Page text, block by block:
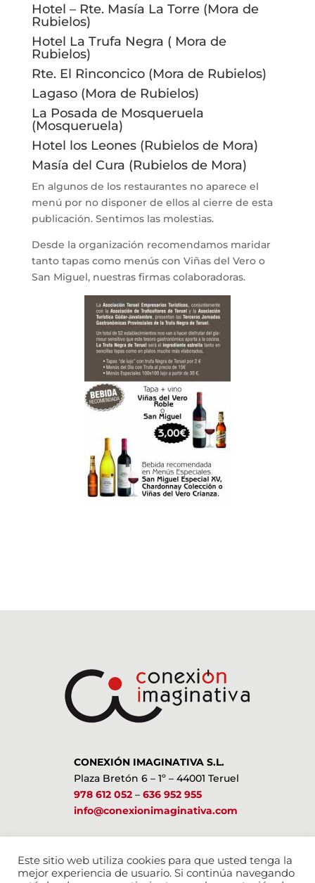
Hotel – Rte. Masía La Torre (Mora de
Rubielos)
Hotel La Trufa Negra ( Mora de
Rubielos)
Rte. El Rinconcico (Mora de Rubielos)
Lagaso (Mora de Rubielos)
La Posada de Mosqueruela
(Mosqueruela)
Hotel los Leones (Rubielos de Mora)
Masía del Cura (Rubielos de Mora)
En algunos de los restaurantes no aparece el
menú por no disponer de ellos al cierre de esta
publicación. Sentimos las molestias.
Desde la organización recomendamos maridar
tanto tapas como menús con Viñas del Vero o
San Miguel, nuestras firmas colaboradoras.
CONEXIÓN IMAGINATIVA S.L.
Plaza Bretón 6 – 1º – 44001 Teruel
978 612 052– 636 952 955
info@conexionimaginativa.com
Este sitio web utiliza cookies para que usted tenga la
mejor experiencia de usuario. Si continúa navegando